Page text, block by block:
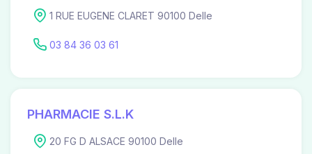
1 RUE EUGENE CLARET 90100 Delle
03 84 36 03 61
PHARMACIE S.L.K
20 FG D ALSACE 90100 Delle